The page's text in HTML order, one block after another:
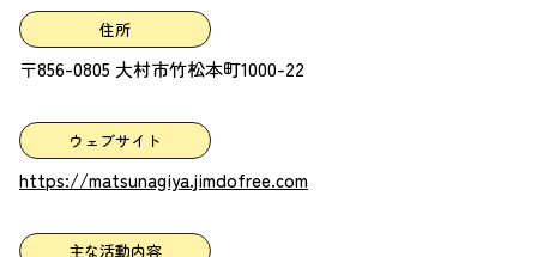
住所
〒856-0805 大村市竹松本町1000-22
ウェブサイト
https://matsunagiya.jimdofree.com
主な活動内容